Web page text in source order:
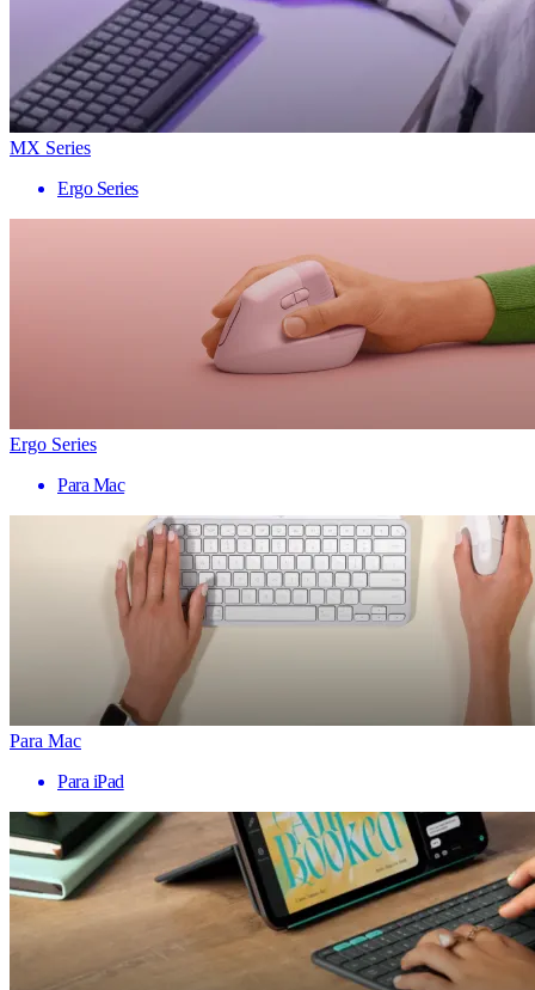
MX Series
Ergo Series
Ergo Series
Para Mac
Para Mac
Para iPad